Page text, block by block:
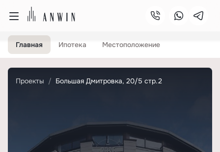
Главная Ипотека Местоположение
Проекты Большая Дмитровка, 20/5 стр.2